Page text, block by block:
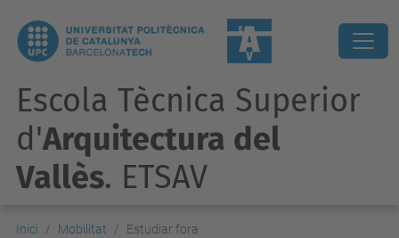
Escola Tècnica Superior
d'Arquitectura del
Vallès. ETSAV
Inici Mobilitat Estudiar fora